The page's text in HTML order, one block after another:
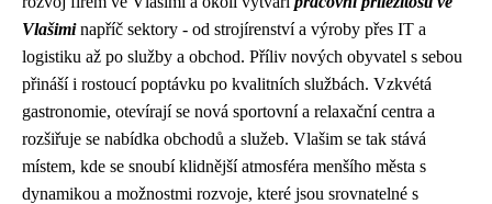
Vlašiminapříč sektory - od strojírenství a výroby přes IT a
logistiku až po služby a obchod. Příliv nových obyvatel s sebou
přináší i rostoucí poptávku po kvalitních službách. Vzkvétá
gastronomie, otevírají se nová sportovní a relaxační centra a
rozšiřuje se nabídka obchodů a služeb. Vlašim se tak stává
místem, kde se snoubí klidnější atmosféra menšího města s
dynamikou a možnostmi rozvoje, které jsou srovnatelné s